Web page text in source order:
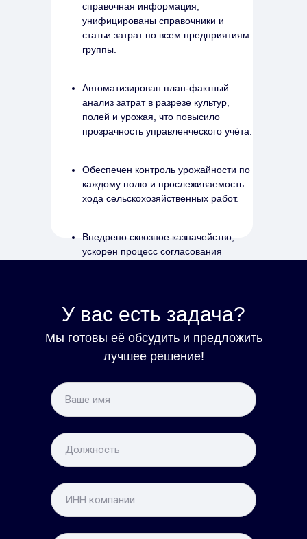
справочная информация,
унифицированы справочники и
статьи затрат по всем предприятиям
группы.
Автоматизирован план-фактный
анализ затрат в разрезе культур,
полей и урожая, что повысило
прозрачность управленческого учёта.
Обеспечен контроль урожайности по
каждому полю и прослеживаемость
хода сельскохозяйственных работ.
Внедрено сквозное казначейство,
ускорен процесс согласования
У вас есть задача?
Мы готовы её обсудить и предложить
лучшее решение!